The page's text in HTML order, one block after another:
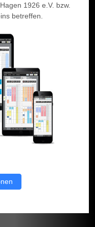
1926 e.V. bzw.
betreffen.